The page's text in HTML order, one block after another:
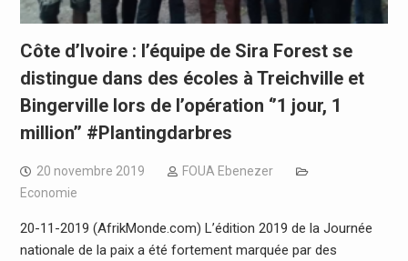
Côte d’Ivoire : l’équipe de Sira Forest se
distingue dans des écoles à Treichville et
Bingerville lors de l’opération ‘’1 jour, 1
million’’ #Plantingdarbres
20 novembre 2019
FOUA Ebenezer
Economie
20-11-2019 (AfrikMonde.com) L’édition 2019 de la Journée
nationale de la paix a été fortement marquée par des